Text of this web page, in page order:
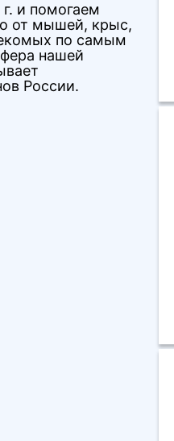
и помогаем
от мышей, крыс,
по самым
нашей
России.